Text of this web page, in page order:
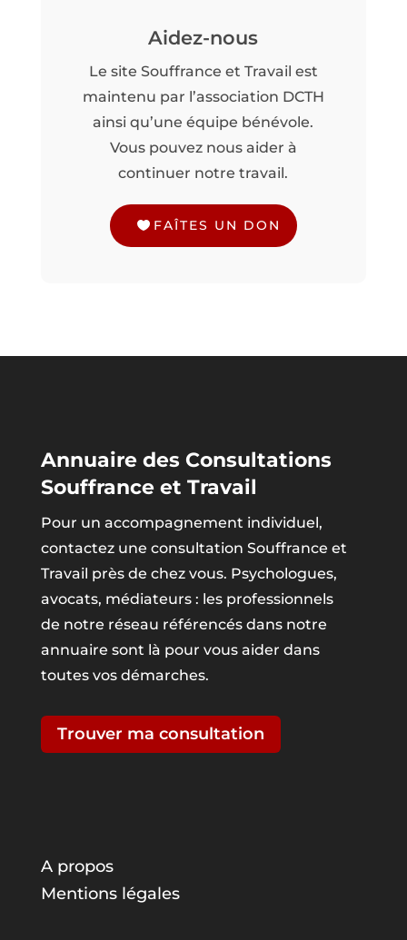
Aidez-nous
Le site Souffrance et Travail est
maintenu par l’association DCTH
ainsi qu’une équipe bénévole.
Vous pouvez nous aider à
continuer notre travail.
FAÎTES UN DON
Annuaire des Consultations
Souffrance et Travail
Pour un accompagnement individuel,
contactez une consultation Souffrance et
Travail près de chez vous. Psychologues,
avocats, médiateurs : les professionnels
de notre réseau référencés dans notre
annuaire sont là pour vous aider dans
toutes vos démarches.
Trouver ma consultation
A propos
Mentions légales